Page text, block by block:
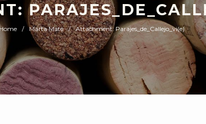
Marta Maté Attachment: Parajes_de_Callejo_vi(e)